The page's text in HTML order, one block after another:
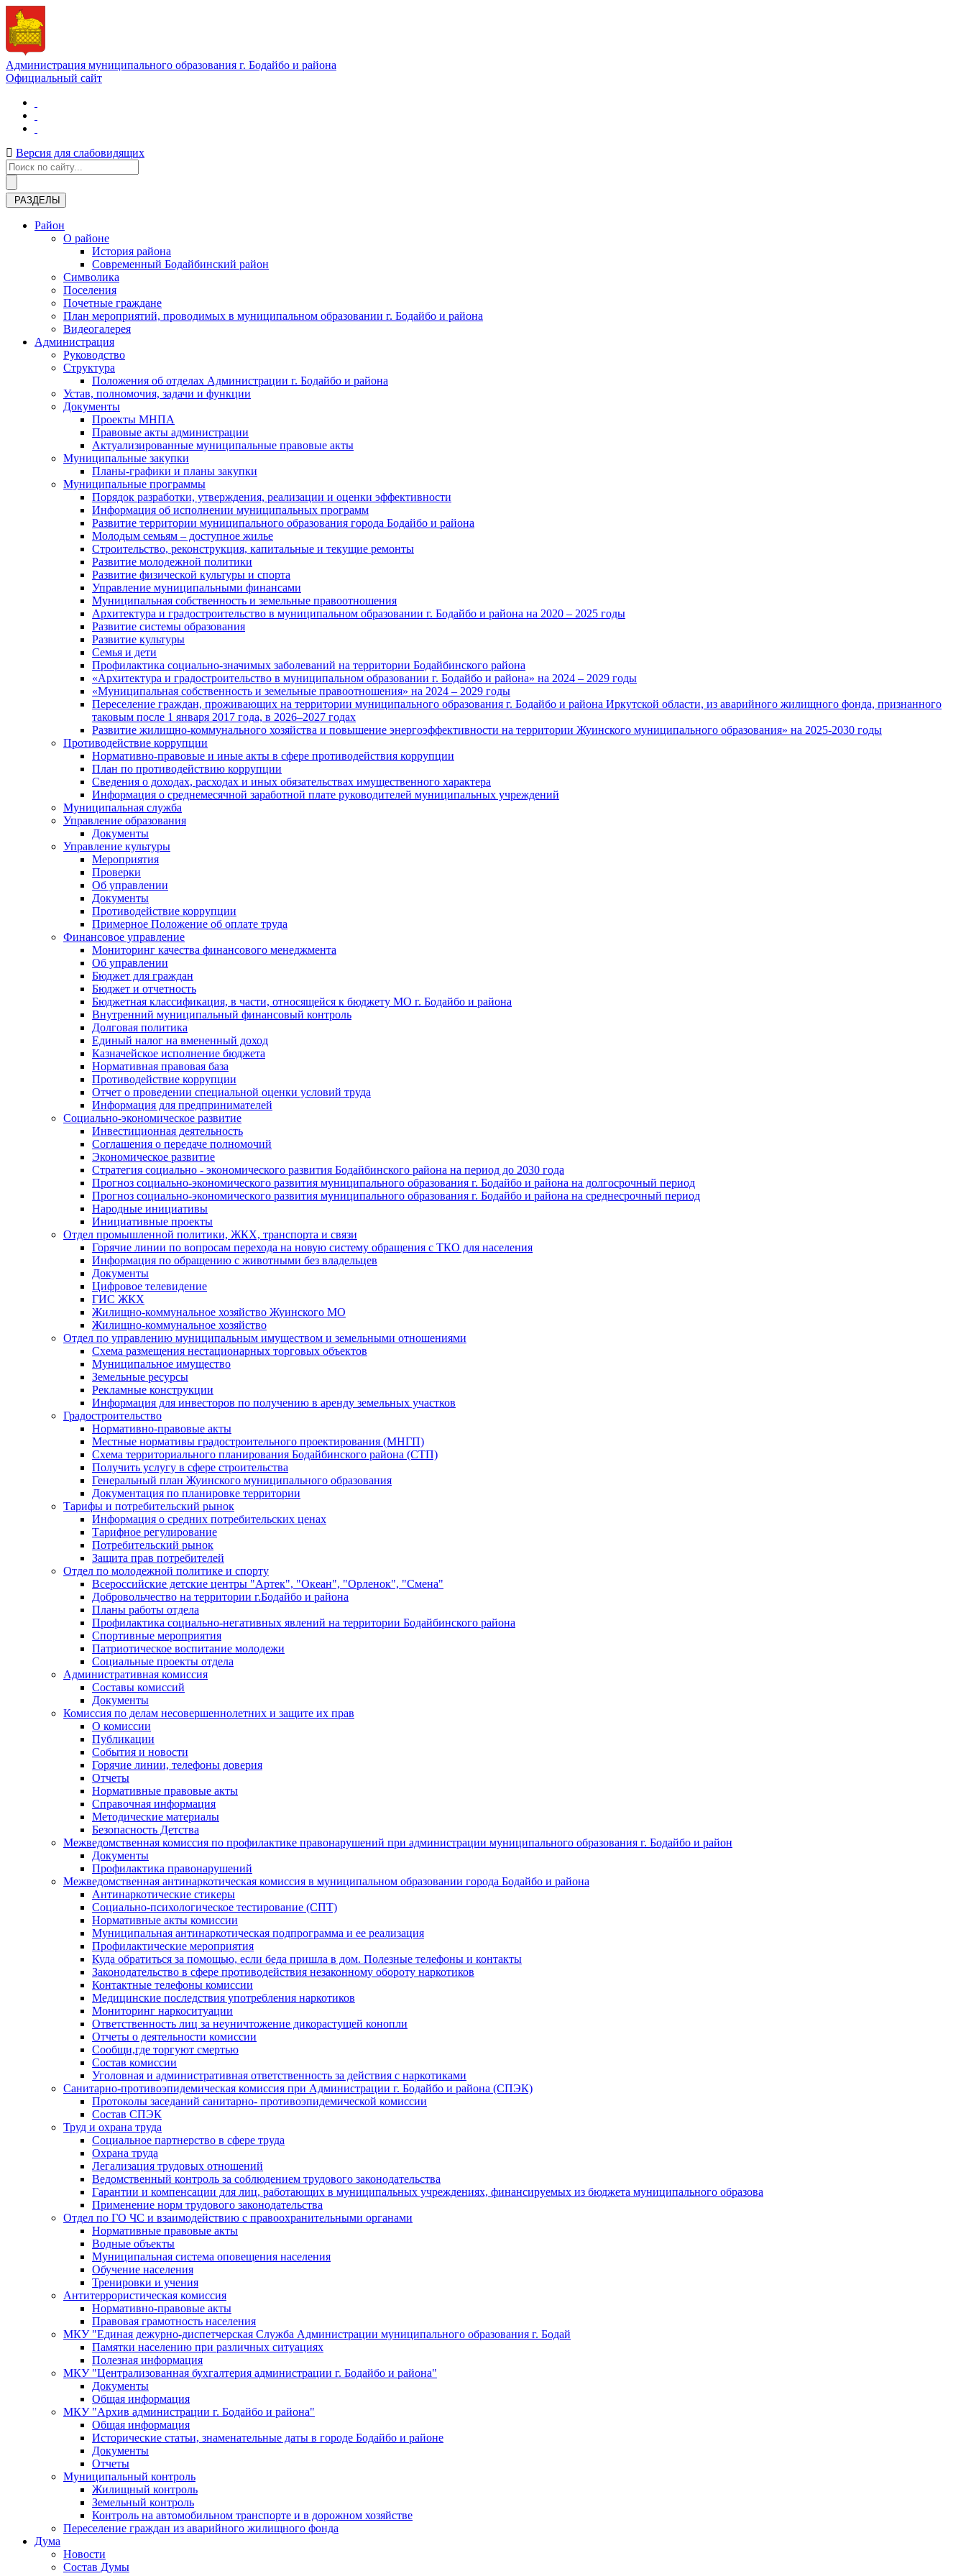
Администрация муниципального образования г. Бодайбо и района
Официальный сайт
Версия для слабовидящих
РАЗДЕЛЫ
Район
О районе
История района
Современный Бодайбинский район
Символика
Поселения
Почетные граждане
План мероприятий, проводимых в муниципальном образовании г. Бодайбо и района
Видеогалерея
Администрация
Руководство
Структура
Положения об отделах Администрации г. Бодайбо и района
Устав, полномочия, задачи и функции
Документы
Проекты МНПА
Правовые акты администрации
Актуализированные муниципальные правовые акты
Муниципальные закупки
Планы-графики и планы закупки
Муниципальные программы
Порядок разработки, утверждения, реализации и оценки эффективности
Информация об исполнении муниципальных программ
Развитие территории муниципального образования города Бодайбо и района
Молодым семьям – доступное жилье
Строительство, реконструкция, капитальные и текущие ремонты
Развитие молодежной политики
Развитие физической культуры и спорта
Управление муниципальными финансами
Муниципальная собственность и земельные правоотношения
Архитектура и градостроительство в муниципальном образовании г. Бодайбо и района на 2020 – 2025 годы
Развитие системы образования
Развитие культуры
Семья и дети
Профилактика социально-значимых заболеваний на территории Бодайбинского района
«Архитектура и градостроительство в муниципальном образовании г. Бодайбо и района» на 2024 – 2029 годы
«Муниципальная собственность и земельные правоотношения» на 2024 – 2029 годы
Переселение граждан, проживающих на территории муниципального образования г. Бодайбо и района Иркутской области, из аварийного жилищного фонда, признанного
таковым после 1 января 2017 года, в 2026–2027 годах
Развитие жилищно-коммунального хозяйства и повышение энергоэффективности на территории Жуинского муниципального образования» на 2025-2030 годы
Противодействие коррупции
Нормативно-правовые и иные акты в сфере противодействия коррупции
План по противодействию коррупции
Сведения о доходах, расходах и иных обязательствах имущественного характера
Информация о среднемесячной заработной плате руководителей муниципальных учреждений
Муниципальная служба
Управление образования
Документы
Управление культуры
Мероприятия
Проверки
Об управлении
Документы
Противодействие коррупции
Примерное Положение об оплате труда
Финансовое управление
Мониторинг качества финансового менеджмента
Об управлении
Бюджет для граждан
Бюджет и отчетность
Бюджетная классификация, в части, относящейся к бюджету МО г. Бодайбо и района
Внутренний муниципальный финансовый контроль
Долговая политика
Единый налог на вмененный доход
Казначейское исполнение бюджета
Нормативная правовая база
Противодействие коррупции
Отчет о проведении специальной оценки условий труда
Информация для предпринимателей
Социально-экономическое развитие
Инвестиционная деятельность
Соглашения о передаче полномочий
Экономическое развитие
Стратегия социально - экономического развития Бодайбинского района на период до 2030 года
Прогноз социально-экономического развития муниципального образования г. Бодайбо и района на долгосрочный период
Прогноз социально-экономического развития муниципального образования г. Бодайбо и района на среднесрочный период
Народные инициативы
Инициативные проекты
Отдел промышленной политики, ЖКХ, транспорта и связи
Горячие линии по вопросам перехода на новую систему обращения с ТКО для населения
Информация по обращению с животными без владельцев
Документы
Цифровое телевидение
ГИС ЖКХ
Жилищно-коммунальное хозяйство Жуинского МО
Жилищно-коммунальное хозяйство
Отдел по управлению муниципальным имуществом и земельными отношениями
Схема размещения нестационарных торговых объектов
Муниципальное имущество
Земельные ресурсы
Рекламные конструкции
Информация для инвесторов по получению в аренду земельных участков
Градостроительство
Нормативно-правовые акты
Местные нормативы градостроительного проектирования (МНГП)
Схема территориального планирования Бодайбинского района (СТП)
Получить услугу в сфере строительства
Генеральный план Жуинского муниципального образования
Документация по планировке территории
Тарифы и потребительский рынок
Информация о средних потребительских ценах
Тарифное регулирование
Потребительский рынок
Защита прав потребителей
Отдел по молодежной политике и спорту
Всероссийские детские центры "Артек", "Океан", "Орленок", "Смена"
Добровольчество на территории г.Бодайбо и района
Планы работы отдела
Профилактика социально-негативных явлений на территории Бодайбинского района
Спортивные мероприятия
Патриотическое воспитание молодежи
Социальные проекты отдела
Административная комиссия
Составы комиссий
Документы
Комиссия по делам несовершеннолетних и защите их прав
О комиссии
Публикации
События и новости
Горячие линии, телефоны доверия
Отчеты
Нормативные правовые акты
Справочная информация
Методические материалы
Безопасность Детства
Межведомственная комиссия по профилактике правонарушений при администрации муниципального образования г. Бодайбо и район
Документы
Профилактика правонарушений
Межведомственная антинаркотическая комиссия в муниципальном образовании города Бодайбо и района
Антинаркотические стикеры
Социально-психологическое тестирование (СПТ)
Нормативные акты комиссии
Муниципальная антинаркотическая подпрограмма и ее реализация
Профилактические мероприятия
Куда обратиться за помощью, если беда пришла в дом. Полезные телефоны и контакты
Законодательство в сфере противодействия незаконному обороту наркотиков
Контактные телефоны комиссии
Медицинские последствия употребления наркотиков
Мониторинг наркоситуации
Ответственность лиц за неуничтожение дикорастущей конопли
Отчеты о деятельности комиссии
Сообщи,где торгуют смертью
Состав комиссии
Уголовная и административная ответственность за действия с наркотиками
Санитарно-противоэпидемическая комиссия при Администрации г. Бодайбо и района (СПЭК)
Протоколы заседаний санитарно- противоэпидемической комиссии
Состав СПЭК
Труд и охрана труда
Социальное партнерство в сфере труда
Охрана труда
Легализация трудовых отношений
Ведомственный контроль за соблюдением трудового законодательства
Гарантии и компенсации для лиц, работающих в муниципальных учреждениях, финансируемых из бюджета муниципального образова
Применение норм трудового законодательства
Отдел по ГО ЧС и взаимодействию с правоохранительными органами
Нормативные правовые акты
Водные объекты
Муниципальная система оповещения населения
Обучение населения
Тренировки и учения
Антитеррористическая комиссия
Нормативно-правовые акты
Правовая грамотность населения
МКУ "Единая дежурно-диспетчерская Служба Администрации муниципального образования г. Бодай
Памятки населению при различных ситуациях
Полезная информация
МКУ "Централизованная бухгалтерия администрации г. Бодайбо и района"
Документы
Общая информация
МКУ "Архив администрации г. Бодайбо и района"
Общая информация
Исторические статьи, знаменательные даты в городе Бодайбо и районе
Документы
Отчеты
Муниципальный контроль
Жилищный контроль
Земельный контроль
Контроль на автомобильном транспорте и в дорожном хозяйстве
Переселение граждан из аварийного жилищного фонда
Дума
Новости
Состав Думы